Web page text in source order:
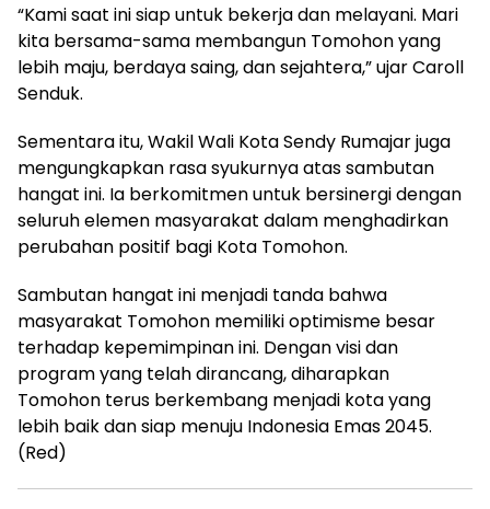
“Kami saat ini siap untuk bekerja dan melayani. Mari
kita bersama-sama membangun Tomohon yang
lebih maju, berdaya saing, dan sejahtera,” ujar Caroll
Senduk.
Sementara itu, Wakil Wali Kota Sendy Rumajar juga
mengungkapkan rasa syukurnya atas sambutan
hangat ini. Ia berkomitmen untuk bersinergi dengan
seluruh elemen masyarakat dalam menghadirkan
perubahan positif bagi Kota Tomohon.
Sambutan hangat ini menjadi tanda bahwa
masyarakat Tomohon memiliki optimisme besar
terhadap kepemimpinan ini. Dengan visi dan
program yang telah dirancang, diharapkan
Tomohon terus berkembang menjadi kota yang
lebih baik dan siap menuju Indonesia Emas 2045.
(Red)